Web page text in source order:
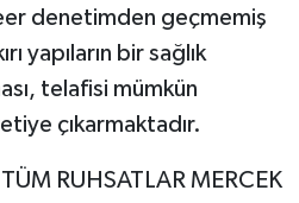
denetimden geçmemiş
yapıların bir sağlık
telafisi mümkün
çıkarmaktadır.
RUHSATLAR MERCEK